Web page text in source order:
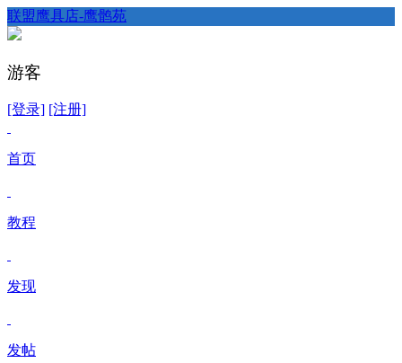
联盟鹰具店-鹰鹘苑
游客
[登录] [注册]
首页
教程
发现
发帖